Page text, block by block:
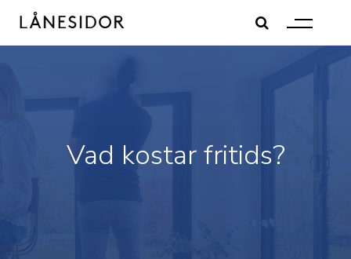
content
Vad kostar fritids?